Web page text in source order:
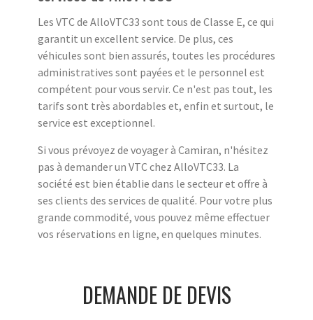
Les VTC de AlloVTC33 sont tous de Classe E, ce qui
garantit un excellent service. De plus, ces
véhicules sont bien assurés, toutes les procédures
administratives sont payées et le personnel est
compétent pour vous servir. Ce n'est pas tout, les
tarifs sont très abordables et, enfin et surtout, le
service est exceptionnel.
Si vous prévoyez de voyager à Camiran, n'hésitez
pas à demander un VTC chez AlloVTC33. La
société est bien établie dans le secteur et offre à
ses clients des services de qualité. Pour votre plus
grande commodité, vous pouvez même effectuer
vos réservations en ligne, en quelques minutes.
DEMANDE DE DEVIS